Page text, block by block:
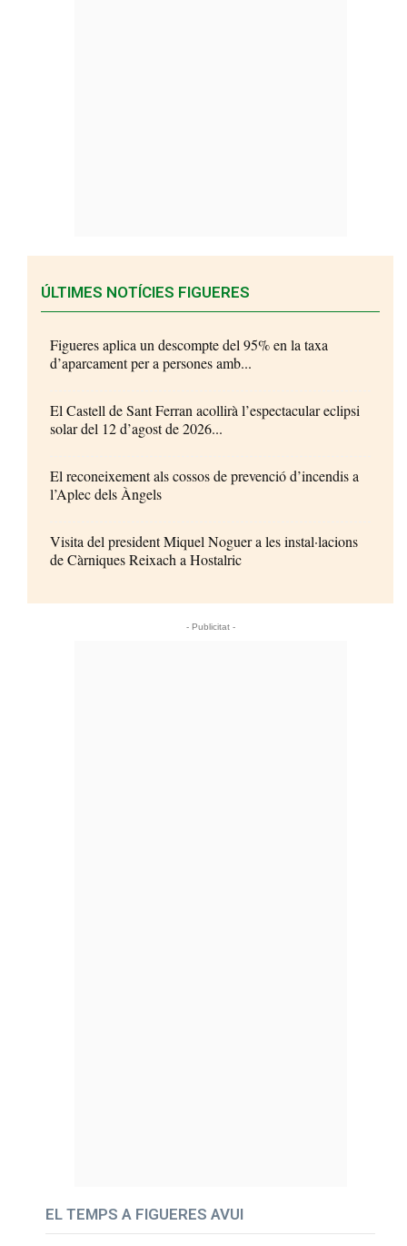
ÚLTIMES NOTÍCIES FIGUERES
Figueres aplica un descompte del 95% en la taxa
d’aparcament per a persones amb...
El Castell de Sant Ferran acollirà l’espectacular eclipsi
solar del 12 d’agost de 2026...
El reconeixement als cossos de prevenció d’incendis a
l’Aplec dels Àngels
Visita del president Miquel Noguer a les instal·lacions
de Càrniques Reixach a Hostalric
- Publicitat -
EL TEMPS A FIGUERES AVUI